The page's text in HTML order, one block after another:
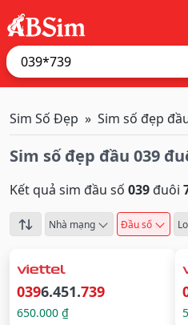
Sim Số Đẹp Sim số đẹp
Sim số đẹp đầu 039
Kết quả sim đầu số 039đuôi
Nhà mạng Đầu số
0396.451.739
650.000 ₫